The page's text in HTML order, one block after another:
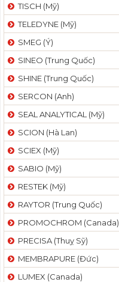
TISCH (Mỹ)
TELEDYNE (Mỹ)
SMEG (Ý)
SINEO (Trung Quốc)
SHINE (Trung Quốc)
SERCON (Anh)
SEAL ANALYTICAL (Mỹ)
SCION (Hà Lan)
SCIEX (Mỹ)
SABIO (Mỹ)
RESTEK (Mỹ)
RAYTOR (Trung Quốc)
PROMOCHROM (Canada)
PRECISA (Thuỵ Sỹ)
MEMBRAPURE (Đức)
LUMEX (Canada)